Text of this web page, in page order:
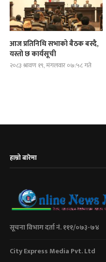
आज प्रतिनिधि सभाको बैठक बस्दै,
यस्तो छ कार्यसूची
२०८३ श्रावण १९, मंगलवार ०७:५८ गते
हाम्रो बारेमा
सूचना विभाग दर्ता नं. १११/०७३-७४
City Express Media Pvt. Ltd